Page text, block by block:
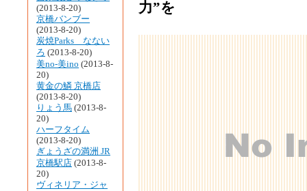
(2013-8-20)
京橋バンブー
(2013-8-20)
炭焼Parks なない
ろ (2013-8-20)
美no-美ino (2013-8-
20)
黄金の鱗 京橋店
(2013-8-20)
りょう馬 (2013-8-
20)
ハーフタイム
(2013-8-20)
ぎょうざの満洲 JR
京橋駅店 (2013-8-
20)
ヴィネリア・ジャ
力”を